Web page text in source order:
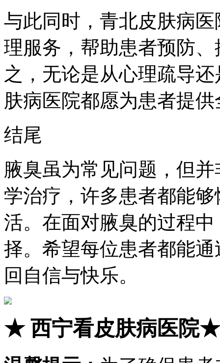
与此同时，青北皮肤病
理服务，帮助患者预防
之，无论是从心理疏导
肤病医院都愿为患者提
结尾
腋臭虽为常见问题，但
学治疗，许多患者都能
活。在面对腋臭的过程
择。希望每位患者都能
回自信与快乐。
★西宁看皮肤病医院★